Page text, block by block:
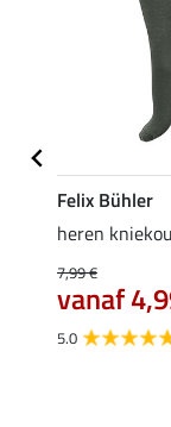
Felix Bühler
heren
7,99 €
vanaf
5.0